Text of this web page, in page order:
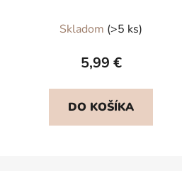
hodnotenie
produktu
5,0
z
Skladom (>5 ks)
5,99 €
DO KOŠÍKA